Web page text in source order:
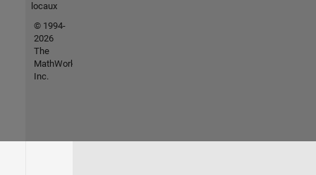
locaux
© 1994-
2026
The
MathWorks,
Inc.